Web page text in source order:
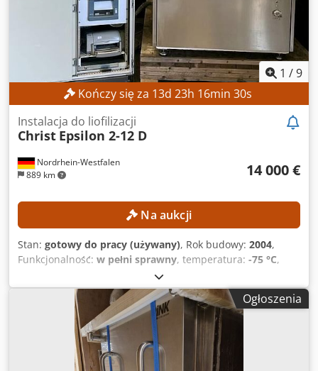
1 /9
Kończy się za 13d 23h 16min 28s
Nordrhein-Westfalen
889 km
Instalacja do liofilizacji
Christ Epsilon 2-12 D
14 000 €
Na aukcji
Stan: gotowy do pracy (używany), Rok budowy: 2004,
Funkcjonalność: w pełni sprawny, temperatura: -75 °C,
, całkowita szerokość:
mm, całkowita wysokość:2 000 mm, użyteczna pojemność
100 l
, Instalacja została przez producenta
profesjonalnie zdemontowana i wyłączona z użytku. Płyty
zostały złożone. DANE TECHNICZNE Objętość kondensatora
lodu: 100 l Wydajność kondensatora lodu: 12 kg Wydajność
kondensatora lodu: 8 g/24 h Temperatura kondensatora
Ogłoszenia